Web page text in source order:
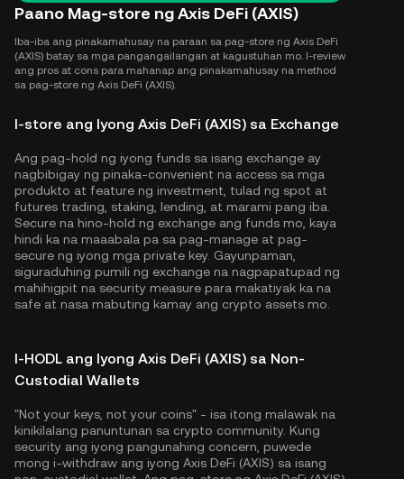
Paano Mag-store ng Axis DeFi (AXIS)
Iba-iba ang pinakamahusay na paraan sa pag-store ng Axis DeFi
(AXIS) batay sa mga pangangailangan at kagustuhan mo. I-review
ang pros at cons para mahanap ang pinakamahusay na method
sa pag-store ng Axis DeFi (AXIS).
I-store ang Iyong Axis DeFi (AXIS) sa Exchange
Ang pag-hold ng iyong funds sa isang exchange ay
nagbibigay ng pinaka-convenient na access sa mga
produkto at feature ng investment, tulad ng spot at
futures trading, staking, lending, at marami pang iba.
Secure na hino-hold ng exchange ang funds mo, kaya
hindi ka na maaabala pa sa pag-manage at pag-
secure ng iyong mga private key. Gayunpaman,
siguraduhing pumili ng exchange na nagpapatupad ng
mahihigpit na security measure para makatiyak ka na
safe at nasa mabuting kamay ang crypto assets mo.
I-HODL ang Iyong Axis DeFi (AXIS) sa Non-
Custodial Wallets
"Not your keys, not your coins" - isa itong malawak na
kinikilalang panuntunan sa crypto community. Kung
security ang iyong pangunahing concern, puwede
mong i-withdraw ang iyong Axis DeFi (AXIS) sa isang